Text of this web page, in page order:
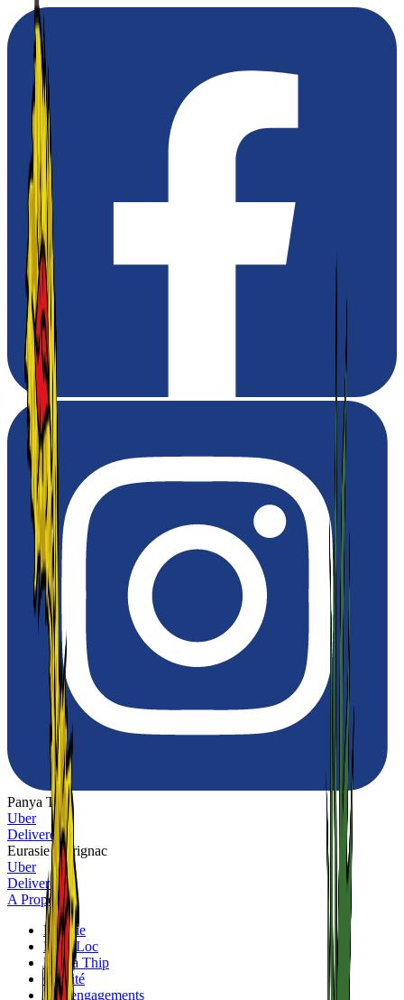
Panya Thip
Uber
Deliveroo
Eurasie Mérignac
Uber
Deliveroo
A Propos
Eurasie
Phuc Loc
Panya Thip
Qualité
Nos engagements